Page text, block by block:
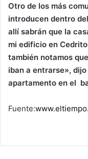
Otro de los más
introducen dentro
allí sabrán que la
mi edificio en
también notamos
iban a entrarse»,
apartamento en el
Fuente: